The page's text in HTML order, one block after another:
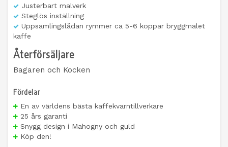
Justerbart malverk
Steglös inställning
Uppsamlingslådan rymmer ca 5-6 koppar bryggmalet
kaffe
Återförsäljare
Bagaren och Kocken
Fördelar
En av världens bästa kaffekvarntillverkare
25 års garanti
Snygg design i Mahogny och guld
Köp den!